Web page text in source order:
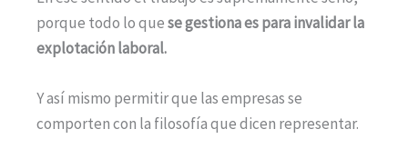
porque todo lo quese gestiona es para invalidar la
explotación laboral.
Y así mismo permitir que las empresas se
comporten con la filosofía que dicen representar.